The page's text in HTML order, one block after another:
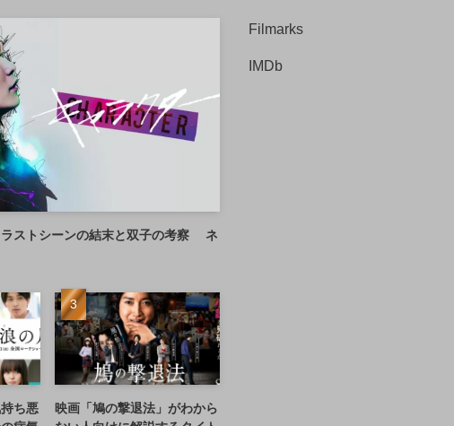
ラストシーンの結末と双子の考察 ネ
ち悪
映画「鳩の撃退法」がわから
Filmarks
IMDb